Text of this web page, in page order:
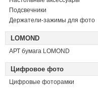
Подсвечники
Держатели-зажимы для фото
LOMOND
АРТ бумага LOMOND
Цифровое фото
Цифровые фоторамки